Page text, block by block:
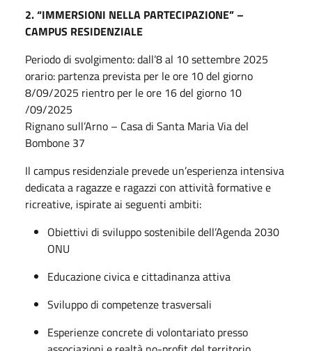
2. “IMMERSIONI NELLA PARTECIPAZIONE” –
CAMPUS RESIDENZIALE
Periodo di svolgimento: dall’8 al 10 settembre 2025
orario: partenza prevista per le ore 10 del giorno
8/09/2025 rientro per le ore 16 del giorno 10
/09/2025
Rignano sull’Arno – Casa di Santa Maria Via del
Bombone 37
Il campus residenziale prevede un’esperienza intensiva
dedicata a ragazze e ragazzi con attività formative e
ricreative, ispirate ai seguenti ambiti:
Obiettivi di sviluppo sostenibile dell’Agenda 2030
ONU
Educazione civica e cittadinanza attiva
Sviluppo di competenze trasversali
Esperienze concrete di volontariato presso